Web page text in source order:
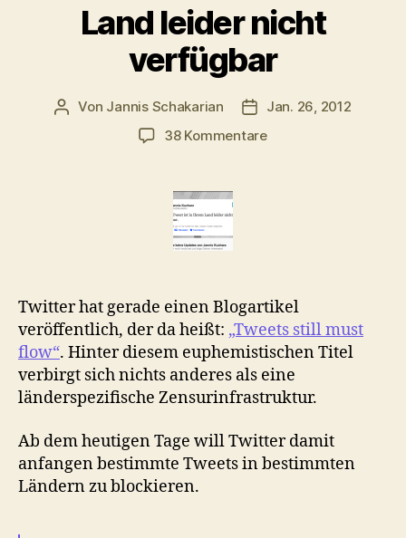
Land leider nicht
verfügbar
Beitragsautor
Von Jannis Schakarian Veröffentlichungsdatum
Jan. 26, 2012
38 Kommentarezu
verfügbar
Twitter hat gerade einen Blogartikel
veröffentlich, der da heißt: „Tweets still must
flow“. Hinter diesem euphemistischen Titel
verbirgt sich nichts anderes als eine
länderspezifische Zensurinfrastruktur.
Ab dem heutigen Tage will Twitter damit
anfangen bestimmte Tweets in bestimmten
Ländern zu blockieren.